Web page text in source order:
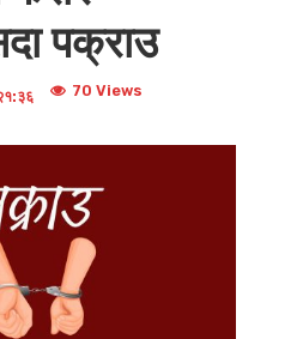
पक्राउ
70 Views